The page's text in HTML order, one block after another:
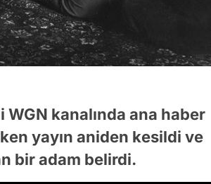
kanalında ana haber
yayın aniden kesildi ve
bir adam belirdi.